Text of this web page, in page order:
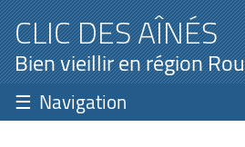
CLIC DES AÎNÉS
Bien vieillir en région
Navigation